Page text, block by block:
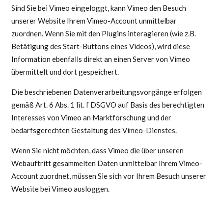
Sind Sie bei Vimeo eingeloggt, kann Vimeo den Besuch
unserer Website Ihrem Vimeo-Account unmittelbar
zuordnen. Wenn Sie mit den Plugins interagieren (wie z.B.
Betätigung des Start-Buttons eines Videos), wird diese
Information ebenfalls direkt an einen Server von Vimeo
übermittelt und dort gespeichert.
Die beschriebenen Datenverarbeitungsvorgänge erfolgen
gemäß Art. 6 Abs. 1 lit. f DSGVO auf Basis des berechtigten
Interesses von Vimeo an Marktforschung und der
bedarfsgerechten Gestaltung des Vimeo-Dienstes.
Wenn Sie nicht möchten, dass Vimeo die über unseren
Webauftritt gesammelten Daten unmittelbar Ihrem Vimeo-
Account zuordnet, müssen Sie sich vor Ihrem Besuch unserer
Website bei Vimeo ausloggen.